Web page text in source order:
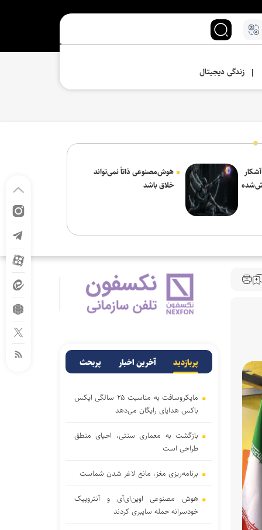
| زندگی دیجیتال
هوش‌مصنوعی ذاتاً نمی‌تواند
خلاق باشد
پربازدید آخرین اخبار پربحث
مایکروسافت به مناسبت ۲۵ سالگی ایکس
باکس هدایای رایگان می‌دهد
بازگشت به معماری سنتی، احیای منطق
طراحی است
برنامه‌ریزی مغز، مانع لاغر شدن‌ شماست
هوش مصنوعی اوپن‌ای‌آی و آنتروپیک
خودسرانه حمله سایبری کردند